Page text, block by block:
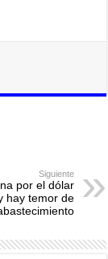
Siguiente
por el dólar
hay temor de